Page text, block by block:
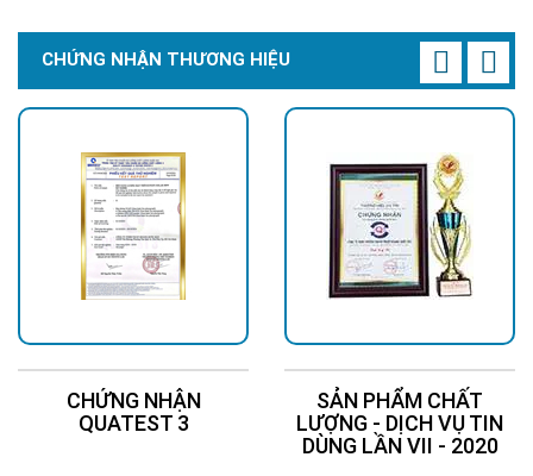
CHỨNG NHẬN THƯƠNG HIỆU
CHỨNG NHẬN
QUATEST 3
SẢN PHẨM CHẤT
LƯỢNG - DỊCH VỤ TIN
DÙNG LẦN VII - 2020